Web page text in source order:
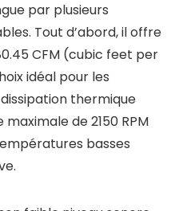
par plusieurs
Tout d’abord, il offre
CFM (cubic feet per
idéal pour les
thermique
de 2150 RPM
basses